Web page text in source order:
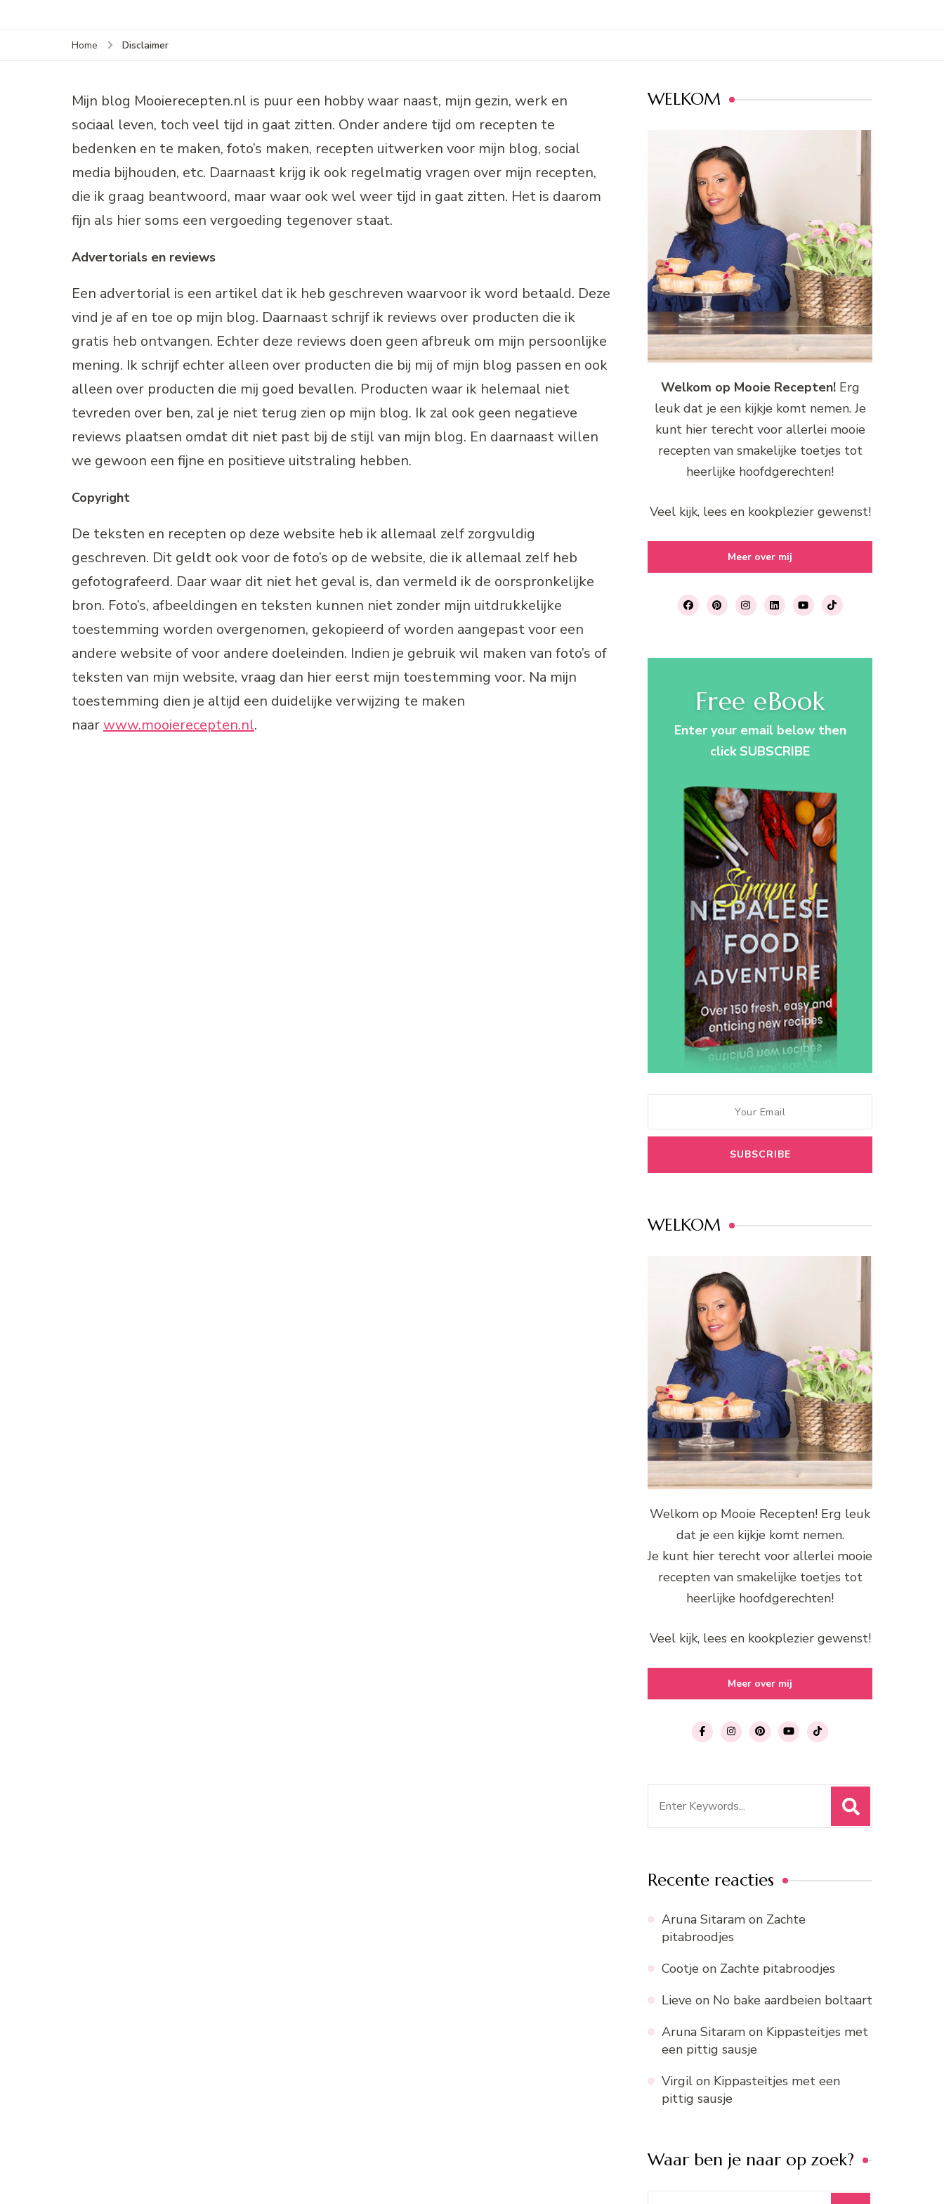
Home Disclaimer
Mijn blog Mooierecepten.nl is puur een hobby waar naast, mijn gezin, werk en
sociaal leven, toch veel tijd in gaat zitten. Onder andere tijd om recepten te
bedenken en te maken, foto’s maken, recepten uitwerken voor mijn blog, social
media bijhouden, etc. Daarnaast krijg ik ook regelmatig vragen over mijn recepten,
die ik graag beantwoord, maar waar ook wel weer tijd in gaat zitten. Het is daarom
fijn als hier soms een vergoeding tegenover staat.
Advertorials en reviews
Een advertorial is een artikel dat ik heb geschreven waarvoor ik word betaald. Deze
vind je af en toe op mijn blog. Daarnaast schrijf ik reviews over producten die ik
gratis heb ontvangen. Echter deze reviews doen geen afbreuk om mijn persoonlijke
mening. Ik schrijf echter alleen over producten die bij mij of mijn blog passen en ook
alleen over producten die mij goed bevallen. Producten waar ik helemaal niet
tevreden over ben, zal je niet terug zien op mijn blog. Ik zal ook geen negatieve
reviews plaatsen omdat dit niet past bij de stijl van mijn blog. En daarnaast willen
we gewoon een fijne en positieve uitstraling hebben.
Copyright
De teksten en recepten op deze website heb ik allemaal zelf zorgvuldig
geschreven. Dit geldt ook voor de foto’s op de website, die ik allemaal zelf heb
gefotografeerd. Daar waar dit niet het geval is, dan vermeld ik de oorspronkelijke
bron. Foto’s, afbeeldingen en teksten kunnen niet zonder mijn uitdrukkelijke
toestemming worden overgenomen, gekopieerd of worden aangepast voor een
andere website of voor andere doeleinden. Indien je gebruik wil maken van foto’s of
teksten van mijn website, vraag dan hier eerst mijn toestemming voor. Na mijn
toestemming dien je altijd een duidelijke verwijzing te maken
naarwww.mooierecepten.nl.
WELKOM
Welkom op Mooie Recepten!Erg
leuk dat je een kijkje komt nemen. Je
kunt hier terecht voor allerlei mooie
recepten van smakelijke toetjes tot
heerlijke hoofdgerechten!
Veel kijk, lees en kookplezier gewenst!
Meer over mij
Free eBook
Enter your email below then
click SUBSCRIBE
WELKOM
Welkom op Mooie Recepten! Erg leuk
dat je een kijkje komt nemen.
Je kunt hier terecht voor allerlei mooie
recepten van smakelijke toetjes tot
heerlijke hoofdgerechten!
Veel kijk, lees en kookplezier gewenst!
Meer over mij
Recente reacties
Aruna Sitaram on Zachte
pitabroodjes
Cootje on Zachte pitabroodjes
Lieve on No bake aardbeien boltaart
Aruna Sitaram on Kippasteitjes met
een pittig sausje
Virgil on Kippasteitjes met een
pittig sausje
Waar ben je naar op zoek?